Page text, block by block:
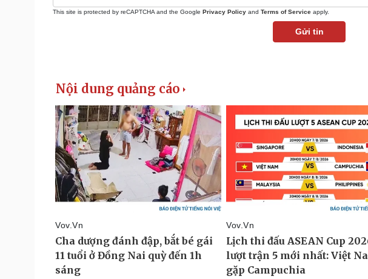
This site is protected by reCAPTCHA and the Google Privacy Policy and Terms of Service apply.
Gửi tin